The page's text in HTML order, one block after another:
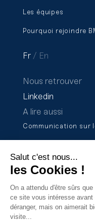
Les équipes
Pourquoi rejoindre
Fr En
Nous retrouver
Linkedin
A lire aussi
Communication sur
Formation et
Mentions Légales
Salut c'est nous...
les Cookies !
On a attendu d'être sûrs
ce site vous intéresse avant
déranger, mais on aimerait
visite...